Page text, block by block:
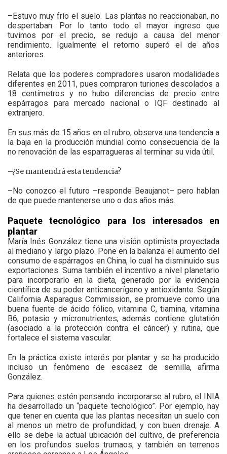
–Estuvo muy frío el suelo. Las plantas no reaccionaban, no
despertaban. Por lo tanto todo el mayor ingreso que
tuvimos por el precio, se redujo a causa del menor
rendimiento. Igualmente el retorno superó el de años
anteriores.
Relata que los poderes compradores usaron modalidades
diferentes en 2011, pues compraron turiones descolados a
18 centímetros y no hubo diferencias de precio entre
espárragos para mercado nacional o IQF destinado al
extranjero.
En sus más de 15 años en el rubro, observa una tendencia a
la baja en la producción mundial como consecuencia de la
no renovación de las esparragueras al terminar su vida útil.
–¿Se mantendrá esta tendencia?
–No conozco el futuro –responde Beaujanot– pero hablan
de que puede mantenerse uno o dos años más.
Paquete tecnológico para los interesados en
plantar
María Inés González tiene una visión optimista proyectada
al mediano y largo plazo. Pone en la balanza el aumento del
consumo de espárragos en China, lo cual ha disminuido sus
exportaciones. Suma también el incentivo a nivel planetario
para incorporarlo en la dieta, generado por la evidencia
científica de su poder anticancerígeno y antioxidante. Según
California Asparagus Commission, se promueve como una
buena fuente de ácido fólico, vitamina C, tiamina, vitamina
B6, potasio y micronutrientes; además contiene glutatión
(asociado a la protección contra el cáncer) y rutina, que
fortalece el sistema vascular.
En la práctica existe interés por plantar y se ha producido
incluso un fenómeno de escasez de semilla, afirma
González.
Para quienes estén pensando incorporarse al rubro, el INIA
ha desarrollado un “paquete tecnológico”. Por ejemplo, hay
que tener en cuenta que las plantas necesitan un suelo con
al menos un metro de profundidad, y con buen drenaje. A
ello se debe la actual ubicación del cultivo, de preferencia
en los profundos suelos trumaos, y también en terrenos